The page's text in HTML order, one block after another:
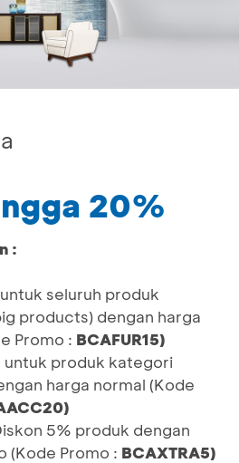
20%
:
seluruh produk
products) dengan harga
Promo : BCAFUR15)
untuk produk kategori
harga normal (Kode
5% produk dengan
(Kode Promo : BCAXTRA5)